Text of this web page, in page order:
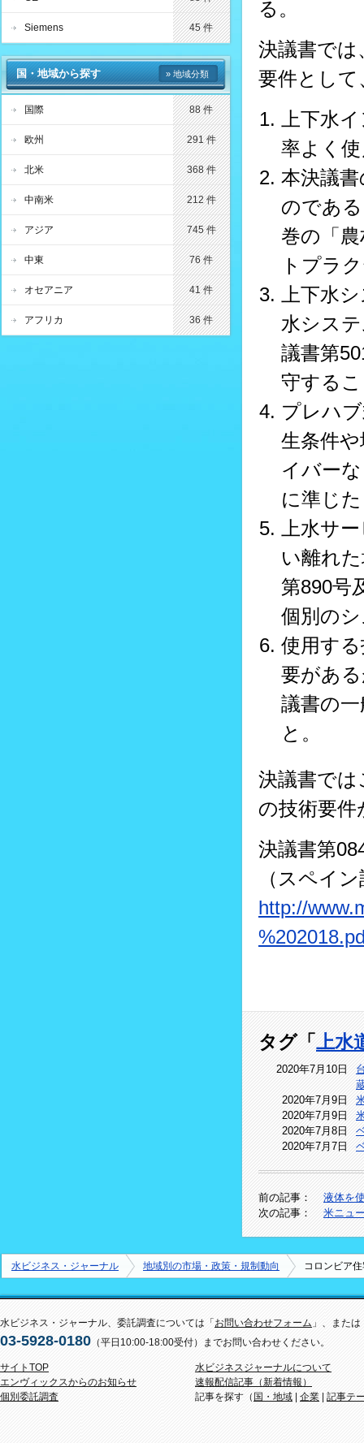
る。
決議書で
要件とし
上下水
率よく
本決議
のであ
巻の「
トプラ
上下水
水シス
議書第
守する
プレハ
生条件
イバー
に準じ
上水サ
い離れ
第890号
個別の
使用す
要があ
議書の
と。
決議書では
の技術要
決議書第
（スペイ
http://
タグ「上水
2020年7月10日
2020年7月9日
2020年7月9日
2020年7月8日
2020年7月7日
前の記事：
液体を
次の記事：
米ニュ
Siemens 45 件
国・地域から探す » 地域分類
国際 88 件
欧州 291 件
北米 368 件
中南米 212 件
アジア 745 件
中東 76 件
オセアニア 41 件
アフリカ 36 件
水ビジネス・ジャーナル 地域別の市場・政策・規制動向 コロンビア
水ビジネス・ジャーナル、委託調査については「お問い合わせフォーム 」、または
03-5928-0180 （平日10:00-18:00受付）までお問い合わせください。
サイトTOP
エンヴィックスからのお知らせ
個別委託調査
水ビジネスジャーナルについて
速報配信記事（新着情報）
記事を探す（ 国・地域 | 企業 | 記事テ